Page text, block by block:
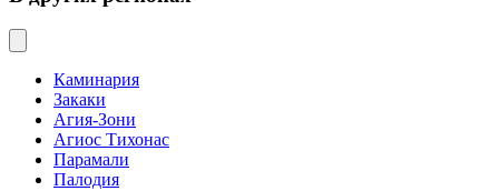
Каминария
Закаки
Агия-Зони
Агиос Тихонас
Парамали
Палодия